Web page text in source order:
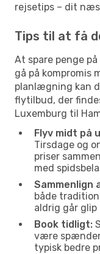
rejsetips – dit
Tips til at få
At spare penge
gå på kompromis
planlægning kan
flytilbud, der
Luxemburg til
Flyv midt på
Tirsdage og
priser
med
Sammenlign
både
aldrig går
Book tidligt:
være
typisk bedre